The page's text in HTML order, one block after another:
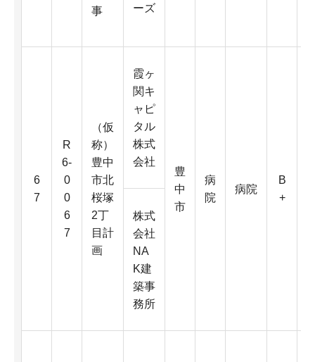
事
ーズ
6
7
R
6-
0
0
6
7
（仮
称）
豊中
市北
桜塚
2丁
目計
画
霞ヶ
関キ
ャピ
タル
株式
会社
豊
中
市
病
院
病院
B
+
株式
会社
NA
K建
築事
務所